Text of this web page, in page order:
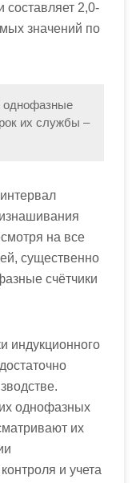
составляет 2,0-
значений по
однофазные
их службы –
на все
существенно
счётчики
индукционного
однофазных
их
и учета